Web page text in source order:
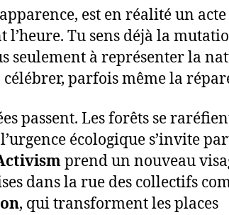
est en réalité un
l’heure. Tu sens déjà la
seulement à représenter la
parfois même la
passent. Les forêts se
écologique s’invite
prend un nouveau
dans la rue des collectifs
, qui transforment les places